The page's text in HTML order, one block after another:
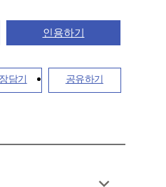
인용하기
담기 공유하기